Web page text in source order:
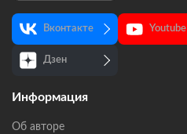
Вконтакте Youtube
Дзен
Информация
Об авторе